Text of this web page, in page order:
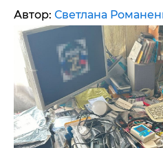
Автор: Светлана